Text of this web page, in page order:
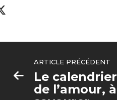
ARTICLE PRÉCÉDENT
Le calendrier
de l’amour, à